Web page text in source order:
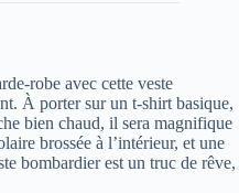
robe avec cette veste
À porter sur un t-shirt basique,
bien chaud, il sera magnifique
brossée à l’intérieur, et une
bombardier est un truc de rêve,